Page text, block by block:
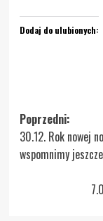
Dodaj do ulubionych:
Zobacz
wpisy
Poprzedni:
30.12. Rok nowej
wspomnimy